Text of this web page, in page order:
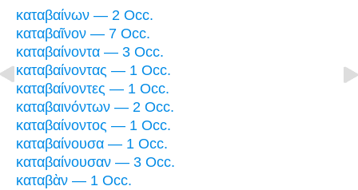
καταβαίνων — 2 Occ.
καταβαῖνον — 7 Occ.
καταβαίνοντα — 3 Occ.
καταβαίνοντας — 1 Occ.
καταβαίνοντες — 1 Occ.
καταβαινόντων — 2 Occ.
καταβαίνοντος — 1 Occ.
καταβαίνουσα — 1 Occ.
καταβαίνουσαν — 3 Occ.
καταβὰν — 1 Occ.